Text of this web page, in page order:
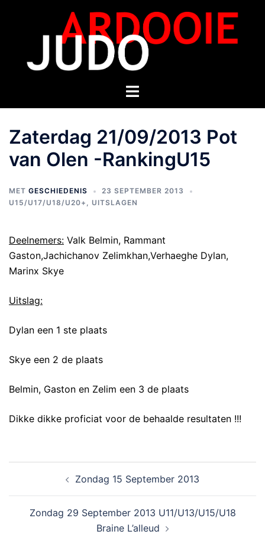
Zaterdag 21/09/2013 Pot
van Olen -RankingU15
MET GESCHIEDENIS
23 SEPTEMBER 2013
U15/U17/U18/U20+ , UITSLAGEN
Deelnemers: Valk Belmin, Rammant
Gaston,Jachichanov Zelimkhan,Verhaeghe Dylan,
Marinx Skye
Uitslag:
Dylan een 1 ste plaats
Skye een 2 de plaats
Belmin, Gaston en Zelim een 3 de plaats
Dikke dikke proficiat voor de behaalde resultaten !!!
Zondag 15 September 2013
Zondag 29 September 2013 U11/U13/U15/U18
Braine L’alleud